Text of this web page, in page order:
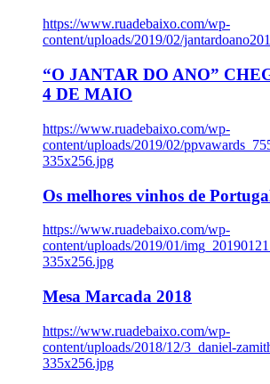
https://www.ruadebaixo.com/wp-
content/uploads/2019/02/
“O JANTAR DO ANO”
4 DE MAIO
https://www.ruadebaixo.com/wp-
content/uploads/2019/02/
335x256.jpg
Os melhores vinhos de
https://www.ruadebaixo.com/wp-
content/uploads/2019/01/
335x256.jpg
Mesa Marcada 2018
https://www.ruadebaixo.com/wp-
content/uploads/2018/12/3_daniel-
335x256.jpg